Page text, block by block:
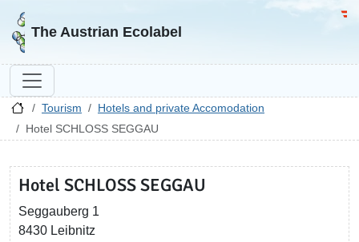
Go to homepage
The Austrian Ecolabel
Tourism
Hotels and private Accomodation
Hotel SCHLOSS SEGGAU
Hotel SCHLOSS SEGGAU
Seggauberg 1
8430 Leibnitz